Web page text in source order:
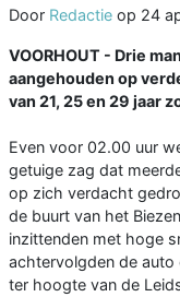
Door Redactie op 24
VOORHOUT - Drie
aangehouden op
van 21, 25 en 29 jaar
Even voor 02.00 uur
getuige zag dat
op zich verdacht
de buurt van het
inzittenden met hoge
achtervolgden de auto
ter hoogte van de